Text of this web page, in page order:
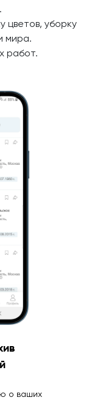
цветов, уборку
мира.
работ.
о ваших